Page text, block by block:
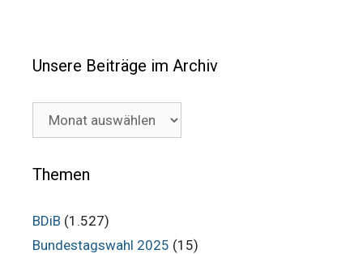
Unsere Beiträge im Archiv
Archiv
Themen
BDiB (1.527)
Bundestagswahl 2025 (15)